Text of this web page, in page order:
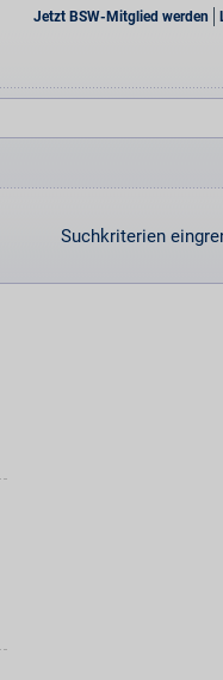
Jetzt BSW-Mitglied werden
Suchkriterien